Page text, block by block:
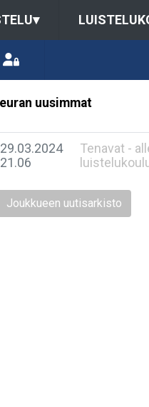
▾
uusimmat
29.03.2024
21.06
Tenavat -
Joukkueen uutisarkisto